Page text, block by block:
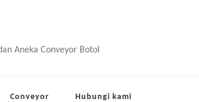
Aneka Conveyor Botol
Conveyor Hubungi kami